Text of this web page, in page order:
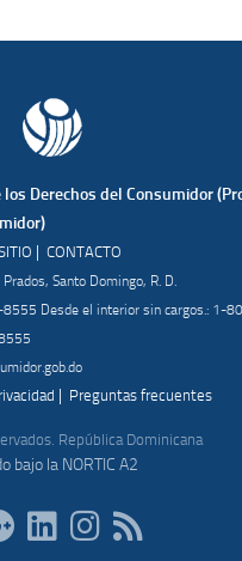
Derechos del Consumidor
| CONTACTO
Santo Domingo, R. D.
Desde el interior sin cargos.: 1-
| Preguntas frecuentes
República Dominicana
bajo la NORTIC A2